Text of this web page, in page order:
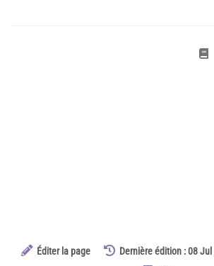
Éditer la page Dernière édition : 08